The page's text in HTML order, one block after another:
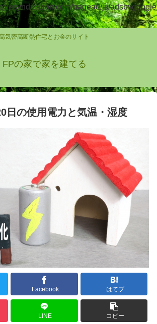
pagead/js/adsbygoogle
気密高断熱住宅とお金のサイト
FPの家で家を建てる
日の使用電力と気温・湿度
Facebook はてブ
LINE コピー